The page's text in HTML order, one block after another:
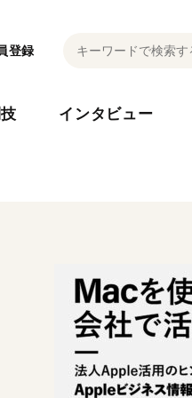
登録
インタビュー